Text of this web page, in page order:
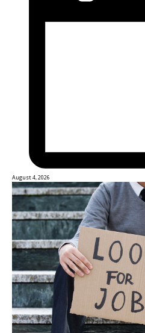
August 4, 2026